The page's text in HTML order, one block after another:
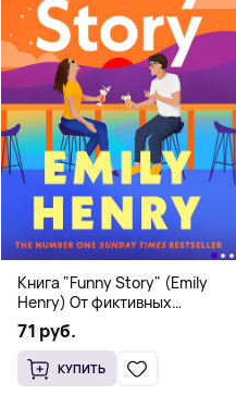
Книга "Funny Story" (Emily
Henry) От фиктивных
свиданий к реальной любви
71 руб.
КУПИТЬ